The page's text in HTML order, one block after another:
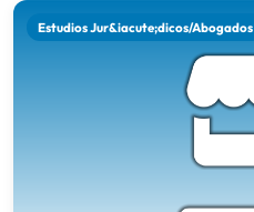
Estudios Jur&iacute;dicos/Abogados